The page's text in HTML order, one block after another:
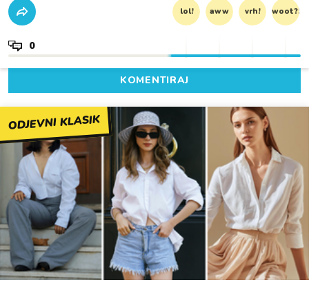
lol! aww vrh! woot?!
0
KOMENTIRAJ
ODJEVNI KLASIK